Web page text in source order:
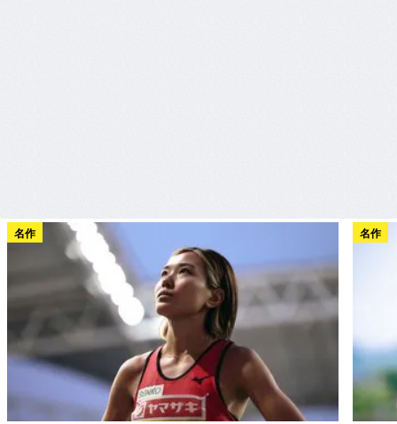
名作 名作